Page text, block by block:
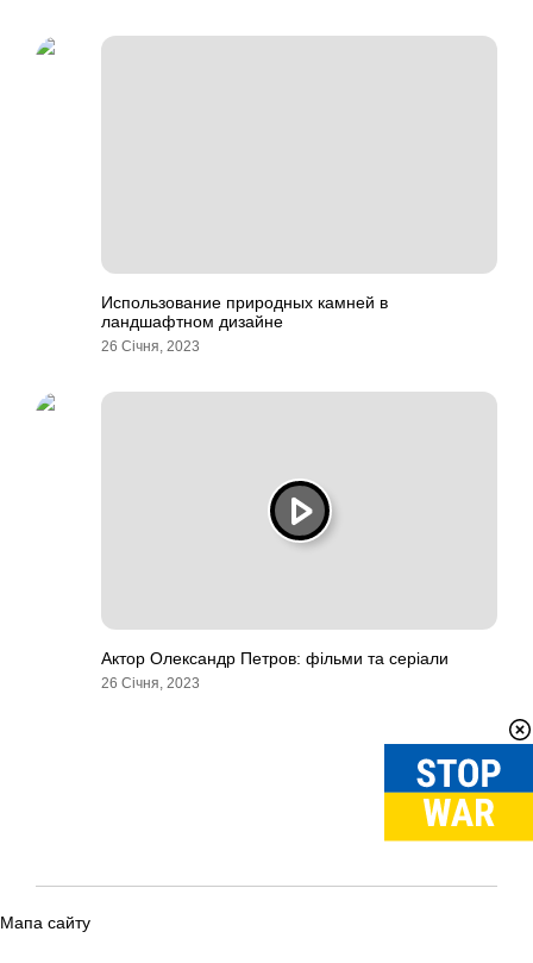
Использование природных камней в
ландшафтном дизайне
26 Січня, 2023
Актор Олександр Петров: фільми та серіали
26 Січня, 2023
Мапа сайту